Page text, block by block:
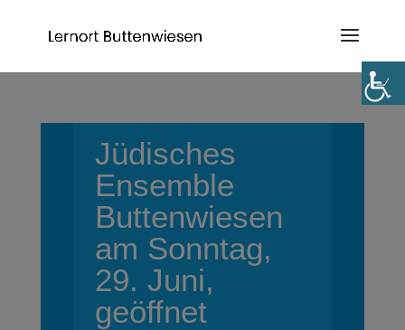
Jüdisches
Ensemble
Buttenwiesen
am Sonntag,
29. Juni,
geöffnet